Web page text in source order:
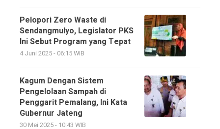
Pelopori Zero Waste di
Sendangmulyo, Legislator PKS
Ini Sebut Program yang Tepat
4 Juni 2025 - 06:15 WIB
Kagum Dengan Sistem
Pengelolaan Sampah di
Penggarit Pemalang, Ini Kata
Gubernur Jateng
30 Mei 2025 - 10:43 WIB